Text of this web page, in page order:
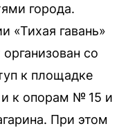
города.
«Тихая гавань»
со
к площадке
и к опорам № 15 и
При этом